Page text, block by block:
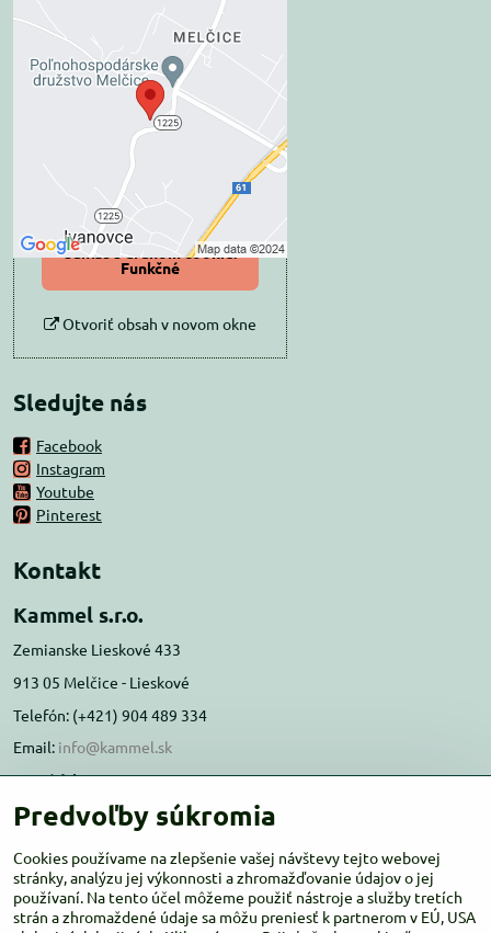
Externý obsah je
blokovaný Voľbami
súkromia
Prajete si načítať externý obsah?
Povoliť tentokrát
Povoliť a zapamätať -
súhlas s druhom cookie:
Funkčné
Otvoriť obsah v novom okne
Sledujte nás
Facebook
Instagram
Youtube
Pinterest
Kontakt
Kammel s.r.o.
Zemianske Lieskové 433
913 05 Melčice - Lieskové
Telefón: (+421) 904 489 334
Email: info@kammel.sk
Prevádzka:
Administratívna budova PD Melčice
Otváracie hodiny:PO-ŠT 8:00 - 16:00
PIA-NE Zatvorené
Predvoľby súkromia
Cookies používame na zlepšenie vašej návštevy tejto webovej
stránky, analýzu jej výkonnosti a zhromažďovanie údajov o jej
používaní. Na tento účel môžeme použiť nástroje a služby tretích
strán a zhromaždené údaje sa môžu preniesť k partnerom v EÚ, USA